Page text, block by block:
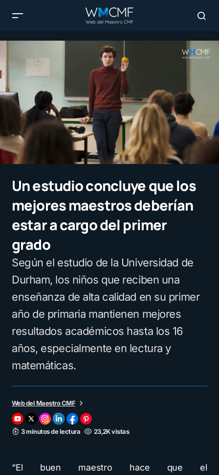
Un estudio concluye que los
mejores maestros deberían
estar a cargo del primer
grado
Según el estudio de la Universidad de
Durham, los niños que reciben una
enseñanza de alta calidad en su primer
año de primaria mantienen mejores
resultados académicos hasta los 16
años, especialmente en lectura y
matemáticas.
Web del Maestro CMF
3 minutos de lectura 23,2K vistas
“El buen maestro hace que el